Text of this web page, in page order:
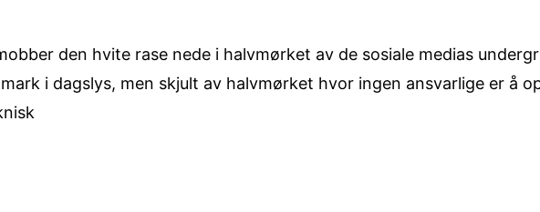
den hvite rase nede i halvmørket av de sosiale medias
i dagslys, men skjult av halvmørket hvor ingen ansvarlige er å